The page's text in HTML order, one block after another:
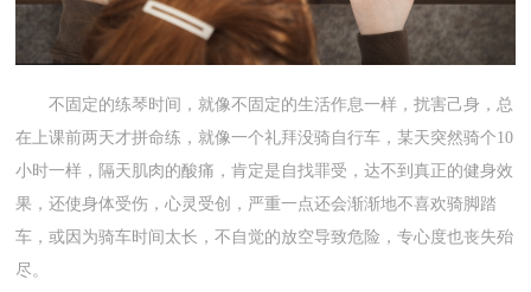
不固定的练琴时间，就像不固定的生活作息一样，扰害己身，总
在上课前两天才拼命练，就像一个礼拜没骑自行车，某天突然骑个10
小时一样，隔天肌肉的酸痛，肯定是自找罪受，达不到真正的健身效
果，还使身体受伤，心灵受创，严重一点还会渐渐地不喜欢骑脚踏
车，或因为骑车时间太长，不自觉的放空导致危险，专心度也丧失殆
尽。